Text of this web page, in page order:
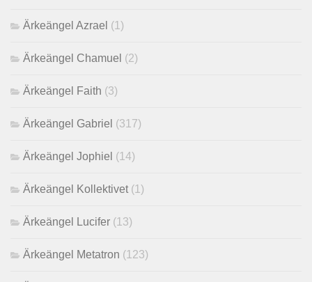
Ärkeängel Azrael (1)
Ärkeängel Chamuel (2)
Ärkeängel Faith (3)
Ärkeängel Gabriel (317)
Ärkeängel Jophiel (14)
Ärkeängel Kollektivet (1)
Ärkeängel Lucifer (13)
Ärkeängel Metatron (123)